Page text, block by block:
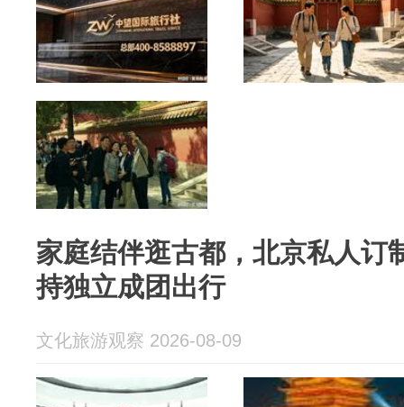
家庭结伴逛古都，北京私人订
持独立成团出行
文化旅游观察 2026-08-09